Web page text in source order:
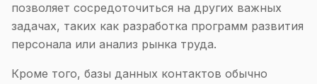
позволяет сосредоточиться на других важных
задачах, таких как разработка программ развития
персонала или анализ рынка труда.
Кроме того, базы данных контактов обычно